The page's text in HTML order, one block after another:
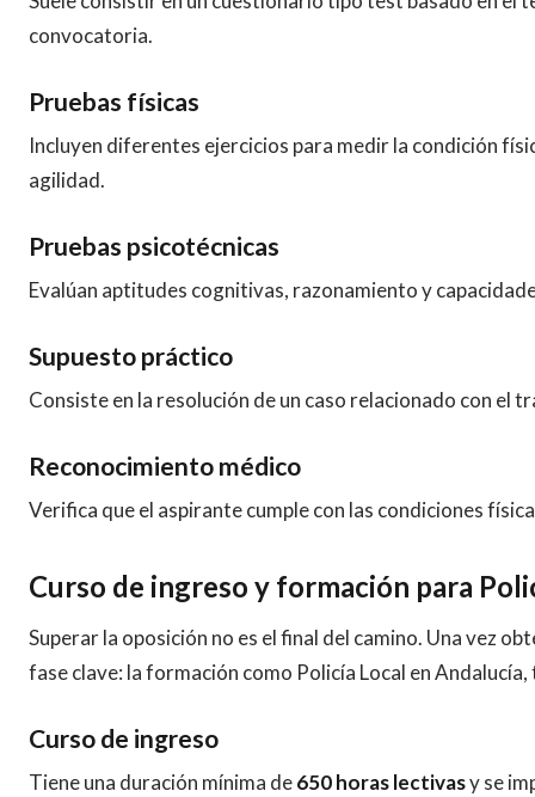
convocatoria.
Pruebas físicas
Incluyen diferentes ejercicios para medir la condición
agilidad.
Pruebas psicotécnicas
Evalúan aptitudes cognitivas, razonamiento y
Supuesto práctico
Consiste en la resolución de un caso relacionado con el
Reconocimiento médico
Verifica que el aspirante cumple con las condiciones
Curso de ingreso y formación para
Superar la oposición no es el final del camino. Una vez
fase clave: la formación como Policía Local en Andalucía,
Curso de ingreso
Tiene una duración mínima de650 horas lectivasy se